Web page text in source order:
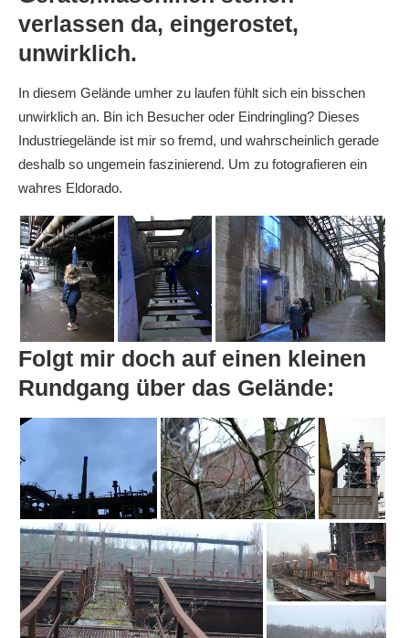
verlassen da, eingerostet,
unwirklich.
In diesem Gelände umher zu laufen fühlt sich ein bisschen
unwirklich an. Bin ich Besucher oder Eindringling? Dieses
Industriegelände ist mir so fremd, und wahrscheinlich gerade
deshalb so ungemein faszinierend. Um zu fotografieren ein
wahres Eldorado.
Folgt mir doch auf einen kleinen
Rundgang über das Gelände: